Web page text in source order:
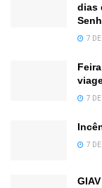
dias
7
7
7